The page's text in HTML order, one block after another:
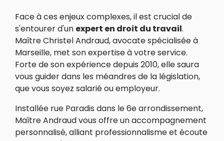
Face à ces enjeux complexes, il est crucial de
s'entourer d'un expert en droit du travail.
Maître Christel Andraud, avocate spécialisée à
Marseille, met son expertise à votre service.
Forte de son expérience depuis 2010, elle saura
vous guider dans les méandres de la législation,
que vous soyez salarié ou employeur.
Installée rue Paradis dans le 6e arrondissement,
Maître Andraud vous offre un accompagnement
personnalisé, alliant professionnalisme et écoute